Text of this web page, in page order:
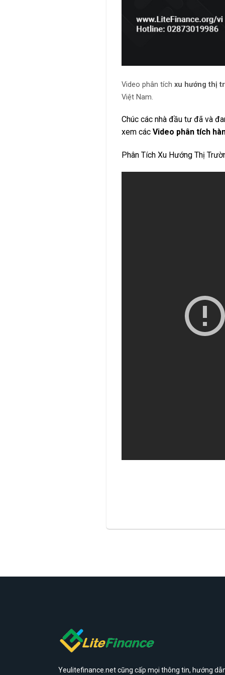
Video phân tích xu hướng thị
Việt Nam.
Chúc các nhà đầu tư đã và
xem các Video phân tích
Phân Tích Xu Hướng Thị
Yeulitefinance.net cũng cấp mọi thông tin, hướng